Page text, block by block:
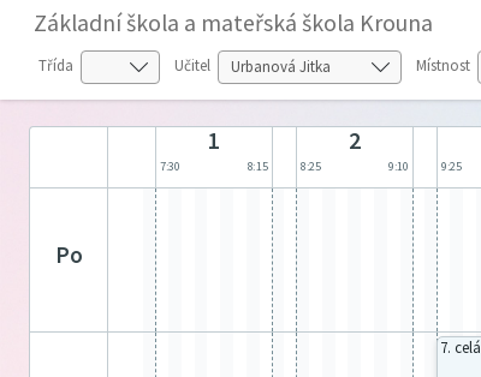
Základní škola a mateřská škola Krouna
Třída Učitel Místnost
1
7:30 8:15
2
8:25 9:10 9:25
po
7. celá